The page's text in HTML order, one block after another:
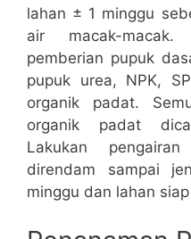
lahan ± 1 minggu
air macak-
pemberian pupuk
pupuk urea, NPK,
organik padat.
organik padat
Lakukan
direndam sampai
minggu dan lahan